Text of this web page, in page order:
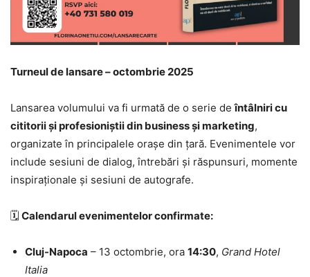
Turneul de lansare – octombrie 2025
Lansarea volumului va fi urmată de o serie deîntâlniri cu
cititorii și profesioniștii din business și marketing,
organizate în principalele orașe din țară. Evenimentele vor
include sesiuni de dialog, întrebări și răspunsuri, momente
inspiraționale și sesiuni de autografe.
🗓️ Calendarul evenimentelor confirmate:
Cluj-Napoca – 13 octombrie, ora 14:30, Grand Hotel
Italia